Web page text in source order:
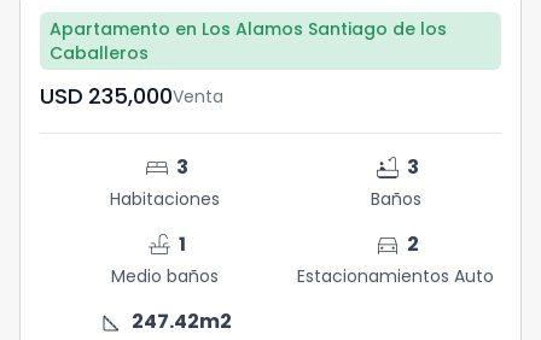
Apartamento en Los Alamos Santiago de los
Caballeros
USD	235,000Venta
bed 3
Habitaciones
bathtub 3
Baños
faucet 1
Medio baños
directions_car 2
Estacionamientos Auto
square_foot 247.42m2